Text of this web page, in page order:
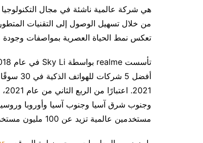
من خلال تسهيل الوصول إلى التقنيات
تعكس نمط الحياة العصرية بمواصفات وجودة
أفضل 5
وجنوب شرق آسيا وجنوب آسيا وأوروبا وروسيا
مستخدمين عالمية تزيد عن 100 مليون مستخدم.